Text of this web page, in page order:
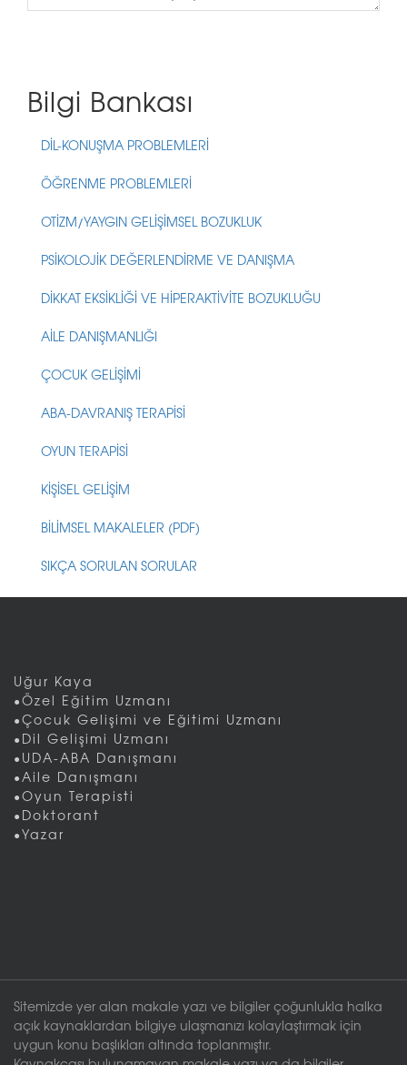
Bilgi Bankası
DİL-KONUŞMA PROBLEMLERİ
ÖĞRENME PROBLEMLERİ
OTİZM/YAYGIN GELİŞİMSEL BOZUKLUK
PSİKOLOJİK DEĞERLENDİRME VE DANIŞMA
DİKKAT EKSİKLİĞİ VE HİPERAKTİVİTE BOZUKLUĞU
AİLE DANIŞMANLIĞI
ÇOCUK GELİŞİMİ
ABA-DAVRANIŞ TERAPİSİ
OYUN TERAPİSİ
KİŞİSEL GELİŞİM
BİLİMSEL MAKALELER (PDF)
SIKÇA SORULAN SORULAR
Uğur Kaya
•Özel Eğitim Uzmanı
•Çocuk Gelişimi ve Eğitimi Uzmanı
•Dil Gelişimi Uzmanı
•UDA-ABA Danışmanı
•Aile Danışmanı
•Oyun Terapisti
•Doktorant
•Yazar
Sitemizde yer alan makale yazı ve bilgiler çoğunlukla halka
açık kaynaklardan bilgiye ulaşmanızı kolaylaştırmak için
uygun konu başlıkları altında toplanmıştır.